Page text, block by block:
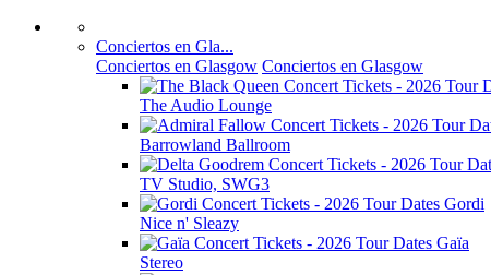
Conciertos en Gla...
Conciertos en Glasgow Conciertos en Glasgow
The Audio Lounge
Barrowland Ballroom
TV Studio, SWG3
Gordi
Nice n' Sleazy
Gaïa
Stereo